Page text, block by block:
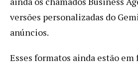
versões personalizadas do
anúncios.
Esses formatos ainda estão em